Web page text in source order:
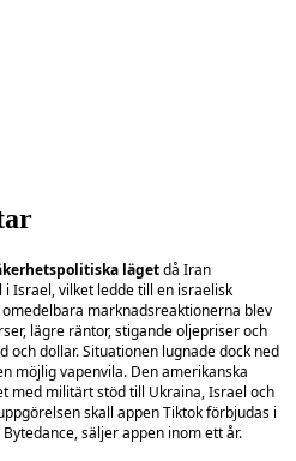
lägetdå Iran
Israel, vilket ledde till en israelisk
marknadsreaktionerna blev
lägre räntor, stigande oljepriser och
och dollar. Situationen lugnade dock ned
möjlig vapenvila. Den amerikanska
med militärt stöd till Ukraina, Israel och
skall appen Tiktok förbjudas i
säljer appen inom ett år.